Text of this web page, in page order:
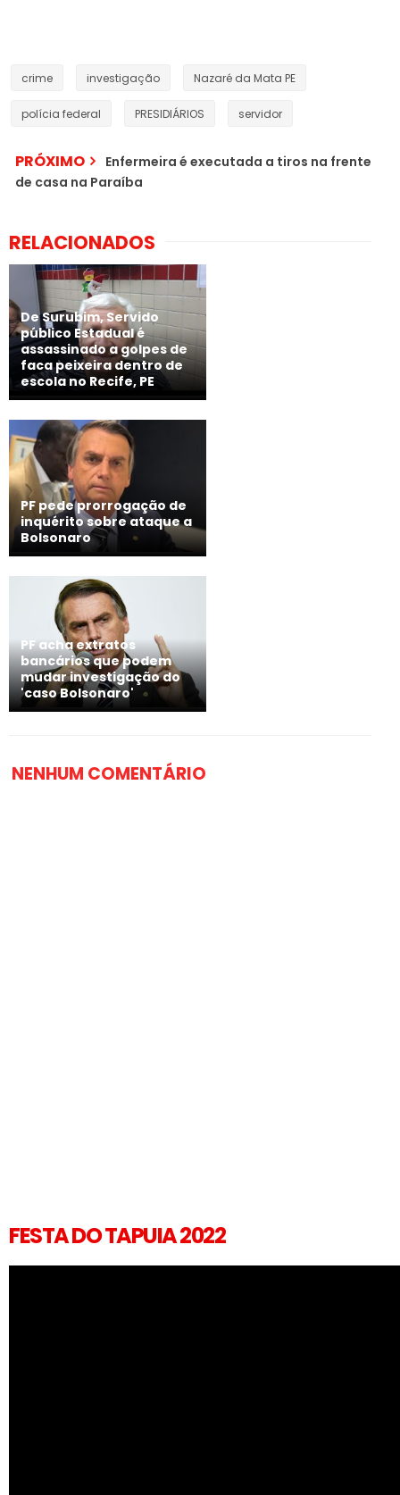
crime investigação Nazaré da Mata PE
polícia federal PRESIDIÁRIOS servidor
PRÓXIMO
Enfermeira é executada a tiros na frente
de casa na Paraíba
RELACIONADOS
De Surubim, Servido
público Estadual é
assassinado a golpes de
faca peixeira dentro de
escola no Recife, PE
PF pede prorrogação de
inquérito sobre ataque a
Bolsonaro
PF acha extratos
bancários que podem
mudar investigação do
'caso Bolsonaro'
NENHUM COMENTÁRIO
FESTA DO TAPUIA 2022